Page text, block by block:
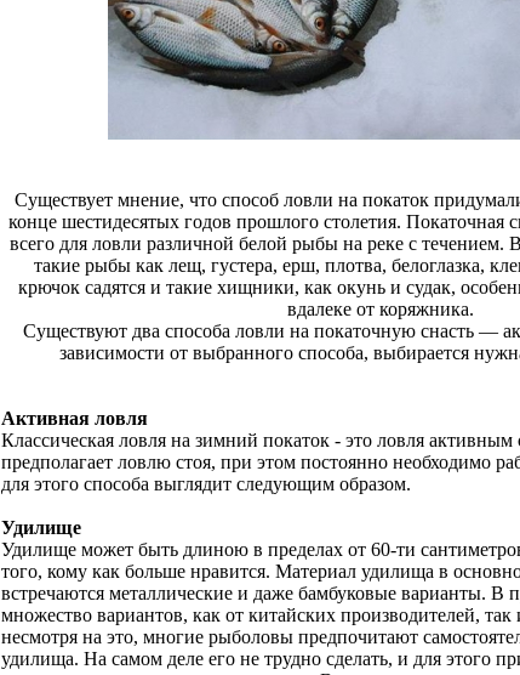
Существует мнение, что способ ловли на покаток
конце шестидесятых годов прошлого столетия. Покаточная
всего для ловли различной белой рыбы на реке с
такие рыбы как лещ, густера, ерш, плотва, белоглазка,
крючок садятся и такие хищники, как окунь и судак,
вдалеке от коряжника.
Существуют два способа ловли на покаточную снасть —
зависимости от выбранного способа, выбирается
Активная ловля
Классическая ловля на зимний покаток - это ловля
предполагает ловлю стоя, при этом постоянно необходимо
для этого способа выглядит следующим образом.
Удилище
Удилище может быть длиною в пределах от 60-ти
того, кому как больше нравится. Материал удилища в
встречаются металлические и даже бамбуковые варианты. В
множество вариантов, как от китайских производителей,
несмотря на это, многие рыболовы предпочитают
удилища. На самом деле его не трудно сделать, и для этого